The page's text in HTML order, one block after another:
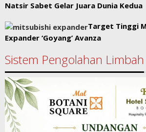
Natsir Sabet Gelar Juara Dunia Kedua
Target Tinggi
Expander ‘Goyang’ Avanza
Sistem Pengolahan Limbah